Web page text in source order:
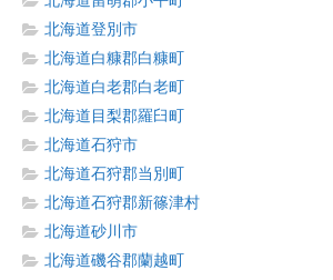
北海道登別市
北海道白糠郡白糠町
北海道白老郡白老町
北海道目梨郡羅臼町
北海道石狩市
北海道石狩郡当別町
北海道石狩郡新篠津村
北海道砂川市
北海道磯谷郡蘭越町